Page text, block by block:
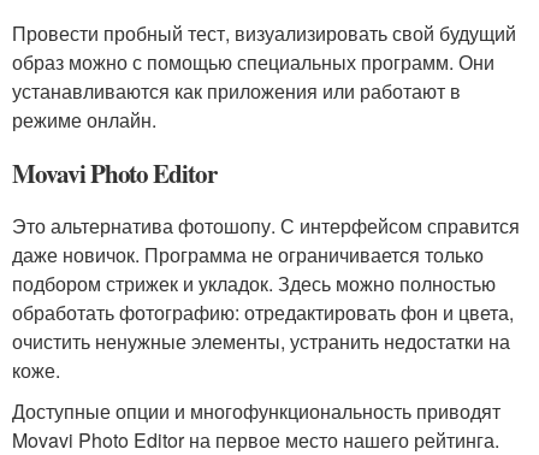
Провести пробный тест, визуализировать свой будущий
образ можно с помощью специальных программ. Они
устанавливаются как приложения или работают в
режиме онлайн.
Movavi Photo Editor
Это альтернатива фотошопу. С интерфейсом справится
даже новичок. Программа не ограничивается только
подбором стрижек и укладок. Здесь можно полностью
обработать фотографию: отредактировать фон и цвета,
очистить ненужные элементы, устранить недостатки на
коже.
Доступные опции и многофункциональность приводят
Movavi Photo Editor на первое место нашего рейтинга.